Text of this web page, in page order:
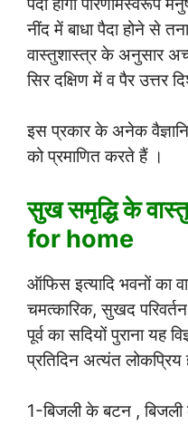
नींद में बाधा पैदा होने से
वास्तुशास्त्र के अनुसार
सिर दक्षिण में व पैर उत्तर
इस प्रकार के अनेक
को प्रमाणित करते हैं ।
सुख समृद्धि के
for home
ऑफिस इत्यादि भवनों का
चमत्कारिक, सुखद
पूर्व का सदियों पुराना यह
प्रतिदिन अत्यंत लोकप्रिय
1-बिजली के बटन , बिजली